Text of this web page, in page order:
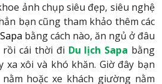
ảnh chụp siêu đẹp, siêu nghệ
bạn cũng tham khảo thêm các
Sapa bằng cách nào, ăn ngủ ở đâu
rồi cái thời đi Du lịch Sapa bằng
xa xôi và khó khăn. Giờ đây bạn
hoặc xe khách giường nằm